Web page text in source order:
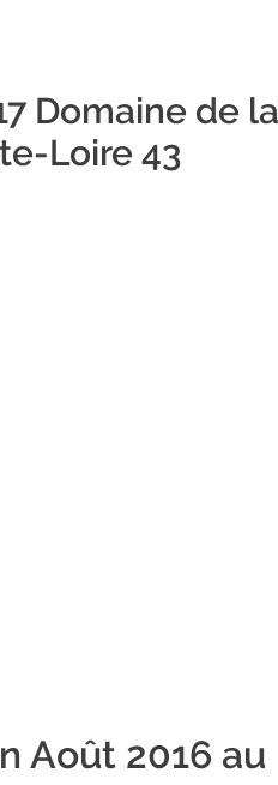
Domaine de la
Loire 43
Août 2016 au